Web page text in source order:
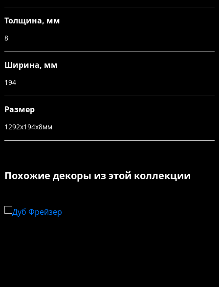
Толщина, мм
8
Ширина, мм
194
Размер
1292х194х8мм
Похожие декоры из этой коллекции